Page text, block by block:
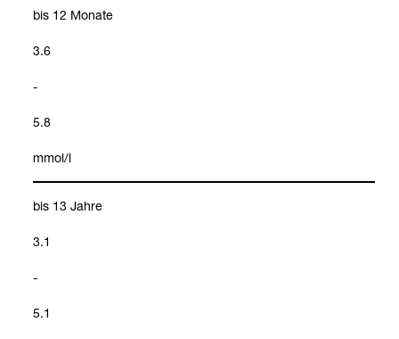
bis 12 Monate
3.6
-
5.8
mmol/l
bis 13 Jahre
3.1
-
5.1